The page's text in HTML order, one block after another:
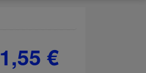
1,55 €